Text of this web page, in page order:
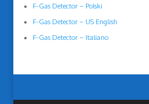
F-Gas Detector – Polski
F-Gas Detector – US English
F-Gas Detector – Italiano